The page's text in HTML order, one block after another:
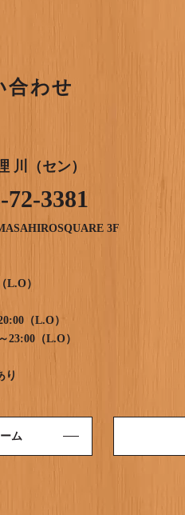
合わせ
川（セン）
72-3381
3F
L.O）
（L.O）
23:00（L.O）
り
ム